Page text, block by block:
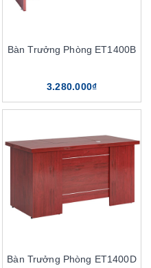
Bàn Trưởng Phòng ET1400B
3.280.000₫
Bàn Trưởng Phòng ET1400D